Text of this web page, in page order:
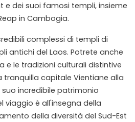
e dei suoi famosi templi, insieme
in Cambogia.
complessi di templi di
antichi del Laos. Potrete anche
e le tradizioni culturali distintive
tranquilla capitale Vientiane alla
suo incredibile patrimonio
viaggio è all'insegna della
della diversità del Sud-Est